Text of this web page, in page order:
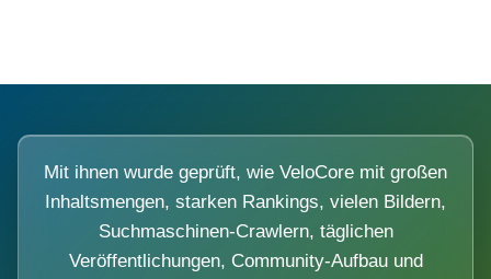
Mit ihnen wurde geprüft, wie VeloCore mit großen
Inhaltsmengen, starken Rankings, vielen Bildern,
Suchmaschinen-Crawlern, täglichen
Veröffentlichungen, Community-Aufbau und